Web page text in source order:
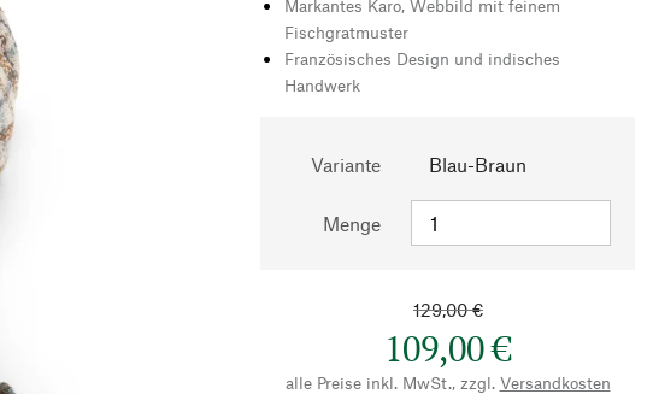
Markantes Karo, Webbild mit feinem
Fischgratmuster
Französisches Design und indisches
Handwerk
Variante Blau-Braun
Menge
129,00 €
109,00 €
alle Preise inkl. MwSt., zzgl. Versandkosten